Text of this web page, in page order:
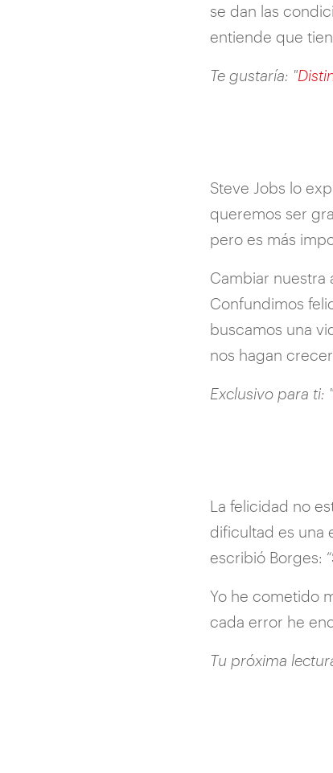
se dan las
entiende que
Te gustaría: "
Steve Jobs lo
queremos ser
pero es más
Cambiar nuestra
Confundimos
buscamos una
nos hagan
Exclusivo para ti: "
La felicidad no
dificultad es una
escribió Borges:
Yo he cometido
cada error he
Tu próxima